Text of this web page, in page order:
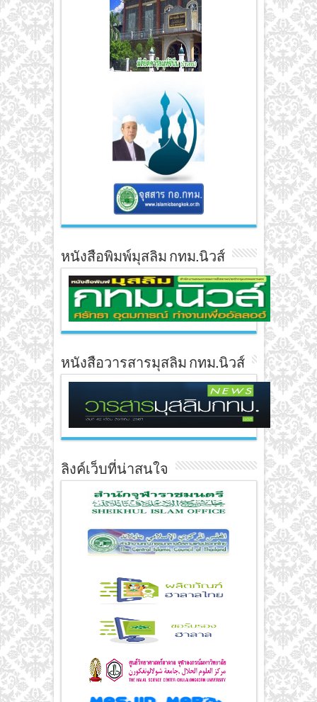
หนังสือพิมพ์มุสลิม กทม.นิวส์
หนังสือวารสารมุสลิม กทม.นิวส์
ลิงค์เว็บที่น่าสนใจ